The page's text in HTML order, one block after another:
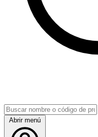
Abrir menú